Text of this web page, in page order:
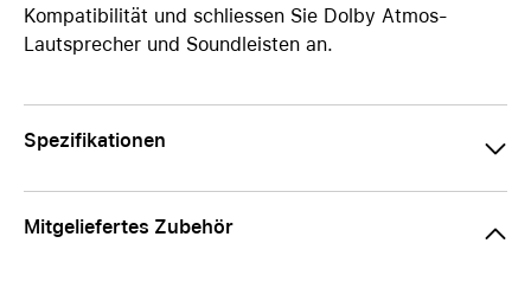
Kompatibilität und schliessen Sie Dolby Atmos-
Lautsprecher und Soundleisten an.
Spezifikationen
Mitgeliefertes Zubehör